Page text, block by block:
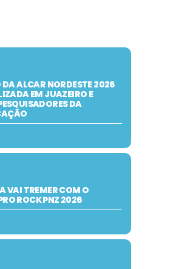
DA ALCAR NORDESTE 2026
EM JUAZEIRO E
DA
VAI TREMER COM O
ROCK PNZ 2026